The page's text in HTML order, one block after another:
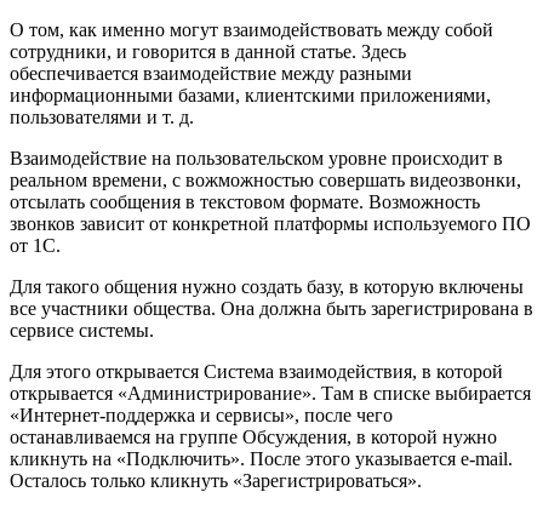
О том, как именно могут взаимодействовать между собой
сотрудники, и говорится в данной статье. Здесь
обеспечивается взаимодействие между разными
информационными базами, клиентскими приложениями,
пользователями и т. д.
Взаимодействие на пользовательском уровне происходит в
реальном времени, с вожможностью совершать видеозвонки,
отсылать сообщения в текстовом формате. Возможность
звонков зависит от конкретной платформы используемого ПО
от 1С.
Для такого общения нужно создать базу, в которую включены
все участники общества. Она должна быть зарегистрирована в
сервисе системы.
Для этого открывается Система взаимодействия, в которой
открывается «Администрирование». Там в списке выбирается
«Интернет-поддержка и сервисы», после чего
останавливаемся на группе Обсуждения, в которой нужно
кликнуть на «Подключить». После этого указывается e-mail.
Осталось только кликнуть «Зарегистрироваться».